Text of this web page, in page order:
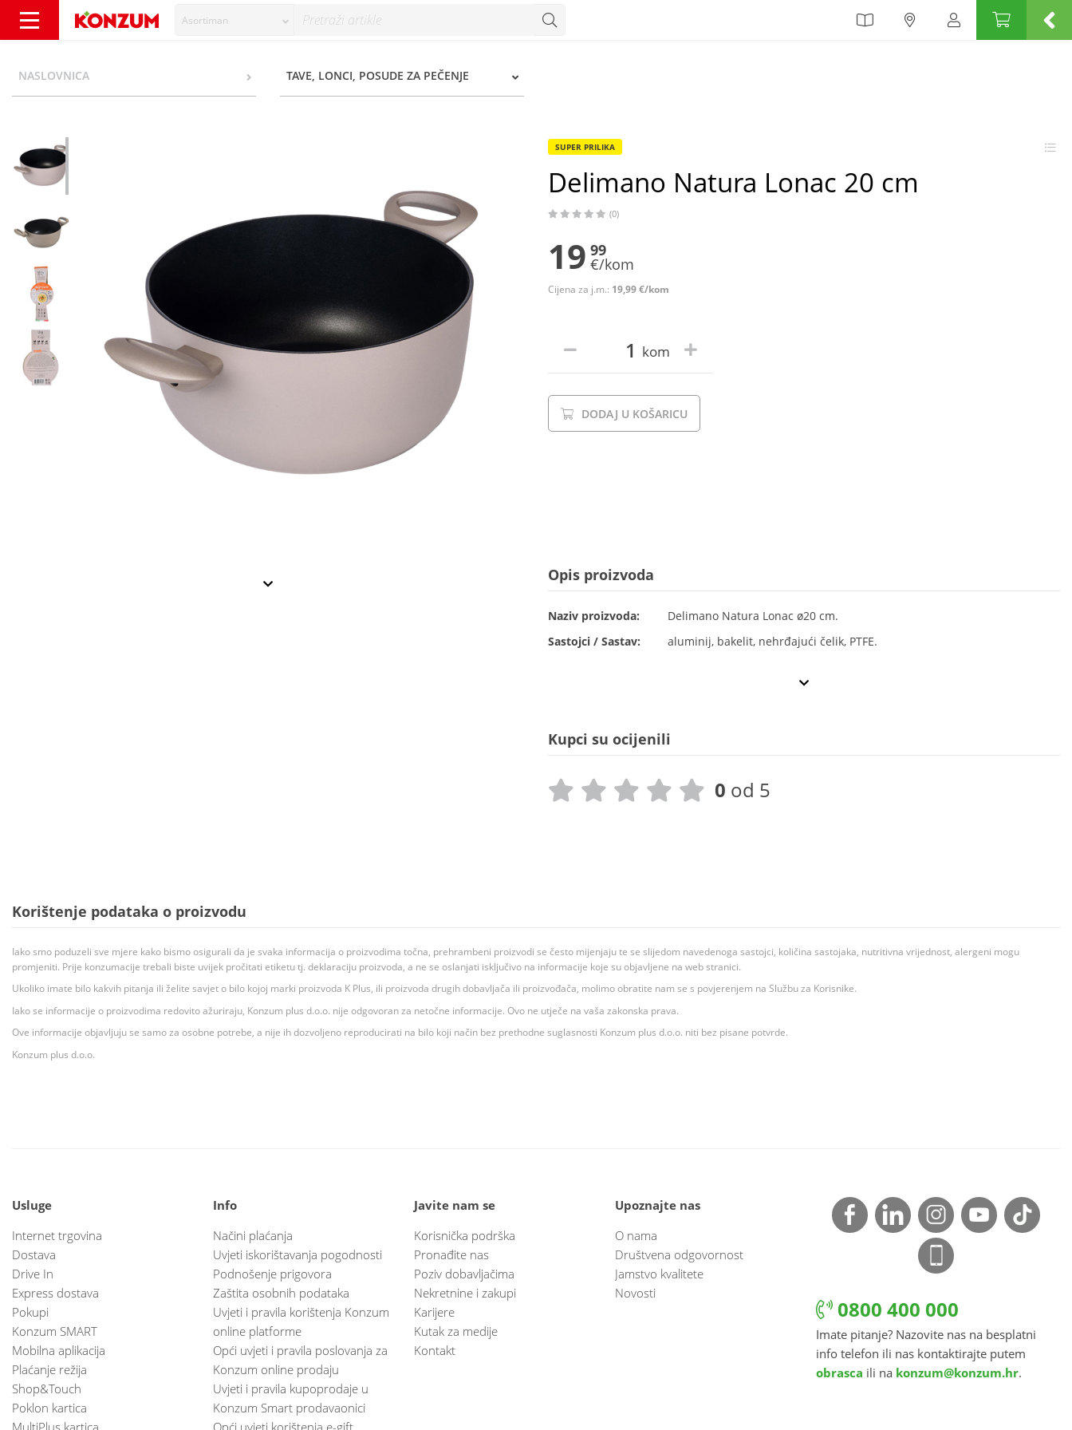
Asortiman
NASLOVNICA TAVE, LONCI, POSUDE ZA PEČENJE
SUPER PRILIKA
Delimano Natura Lonac 20 cm
(0)
19 99
€/kom
Cijena za j.m.: 19,99 €/kom
kom
DODAJ U KOŠARICU
Opis proizvoda
Naziv proizvoda:
Delimano Natura Lonac ø20 cm.
Sastojci / Sastav:
aluminij, bakelit, nehrđajući čelik, PTFE.
Kupci su ocijenili
0 od 5
Korištenje podataka o proizvodu
Iako smo poduzeli sve mjere kako bismo osigurali da je svaka informacija o proizvodima točna, prehrambeni proizvodi se često mijenjaju te se slijedom navedenoga sastojci, količina sastojaka, nutritivna vrijednost, alergeni mogu
promjeniti. Prije konzumacije trebali biste uvijek pročitati etiketu tj. deklaraciju proizvoda, a ne se oslanjati isključivo na informacije koje su objavljene na web stranici.
Ukoliko imate bilo kakvih pitanja ili želite savjet o bilo kojoj marki proizvoda K Plus, ili proizvoda drugih dobavljača ili proizvođača, molimo obratite nam se s povjerenjem na Službu za Korisnike.
Iako se informacije o proizvodima redovito ažuriraju, Konzum plus d.o.o. nije odgovoran za netočne informacije. Ovo ne utječe na vaša zakonska prava.
Ove informacije objavljuju se samo za osobne potrebe, a nije ih dozvoljeno reproducirati na bilo koji način bez prethodne suglasnosti Konzum plus d.o.o. niti bez pisane potvrde.
Konzum plus d.o.o.
Usluge
Internet trgovina
Dostava
Drive In
Express dostava
Pokupi
Konzum SMART
Mobilna aplikacija
Plaćanje režija
Shop&Touch
Poklon kartica
MultiPlus kartica
Info
Načini plaćanja
Uvjeti iskorištavanja pogodnosti
Podnošenje prigovora
Zaštita osobnih podataka
Uvjeti i pravila korištenja Konzum
online platforme
Opći uvjeti i pravila poslovanja za
Konzum online prodaju
Uvjeti i pravila kupoprodaje u
Konzum Smart prodavaonici
Opći uvjeti korištenja e-gift
Javite nam se
Korisnička podrška
Pronađite nas
Poziv dobavljačima
Nekretnine i zakupi
Karijere
Kutak za medije
Kontakt
Upoznajte nas
O nama
Društvena odgovornost
Jamstvo kvalitete
Novosti
0800 400 000
Imate pitanje? Nazovite nas na besplatni
info telefon ili nas kontaktirajte putem
obrasca ili na konzum@konzum.hr.